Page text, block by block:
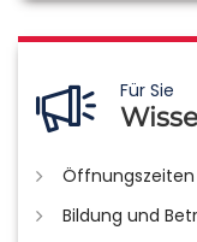
Für Sie
Öffnungszeiten
Bildung und